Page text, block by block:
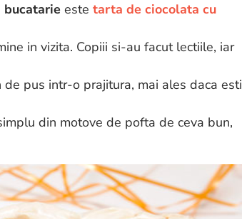
bucatarie este tarta de ciocolata cu
in vizita. Copiii si-au facut lectiile, iar
pus intr-o prajitura, mai ales daca esti
din motove de pofta de ceva bun,